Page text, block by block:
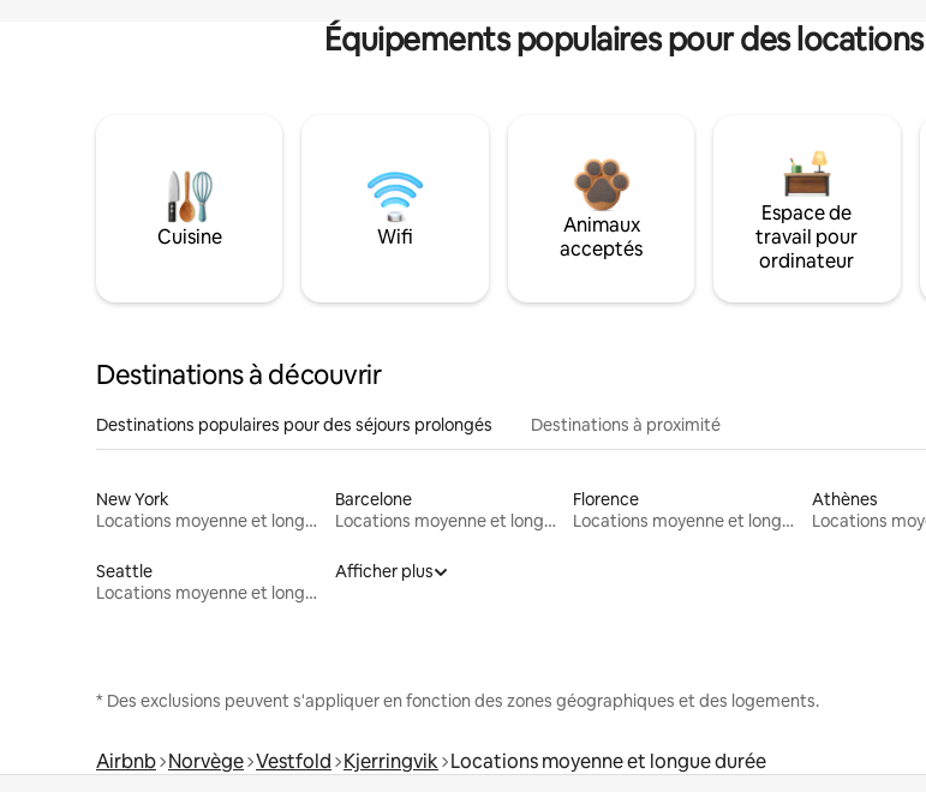
Équipements populaires pour des
Cuisine Wifi
Animaux
acceptés
Espace de
travail pour
ordinateur
Destinations à découvrir
Destinations populaires pour des séjours prolongés Destinations à proximité
New York
Locations moyenne et longue durée
Barcelone
Locations moyenne et longue durée
Florence
Locations moyenne et longue durée
Athènes
Seattle
Locations moyenne et longue durée
Afficher plus
* Des exclusions peuvent s'appliquer en fonction des zones géographiques et des logements.
Airbnb Norvège Vestfold Kjerringvik Locations moyenne et longue durée